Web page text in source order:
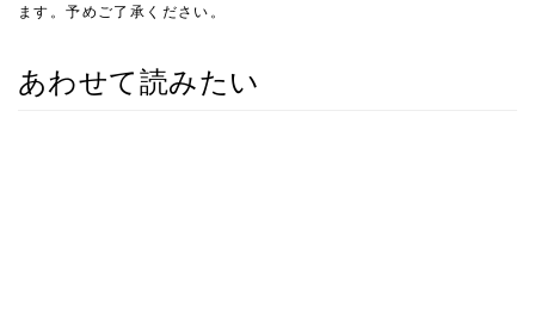
ます。予めご了承ください。
あわせて読みたい